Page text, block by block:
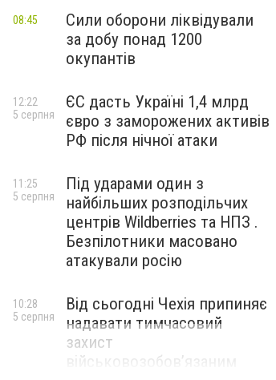
Сили оборони ліквідували
за добу понад 1200
окупантів
08:45
ЄС дасть Україні 1,4 млрд
євро з заморожених активів
РФ після нічної атаки
12:22
5 серпня
Під ударами один з
найбільших розподільчих
центрів Wildberries та НПЗ .
Безпілотники масовано
атакували росію
11:25
5 серпня
Від сьогодні Чехія припиняє
надавати тимчасовий
захист
військовозобов’язаним
10:28
5 серпня